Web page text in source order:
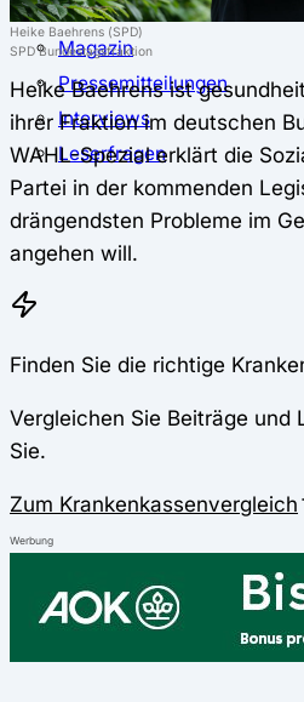
Nachrichten
Magazin
Pressemitteilungen
Interviews
Leserfragen
Heike Baehrens (SPD)
SPD Bundestagsfraktion
Heike Baehrens ist
ihrer Fraktion im deutschen
WAHL-Spezial erklärt die
Partei in der kommenden
drängendsten Probleme im
angehen will.
Finden Sie die richtige
Vergleichen Sie Beiträge und
Sie.
Zum Krankenkassenvergleich
Werbung